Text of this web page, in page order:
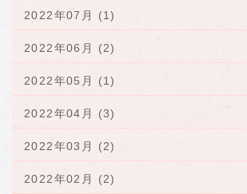
2022年07月 (1)
2022年06月 (2)
2022年05月 (1)
2022年04月 (3)
2022年03月 (2)
2022年02月 (2)